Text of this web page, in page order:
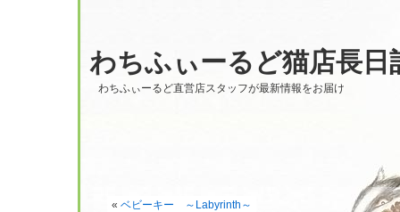
わちふぃーるど猫店長日
わちふぃーるど直営店スタッフが最新情報をお届け
« ベビーキー ～Labyrinth～